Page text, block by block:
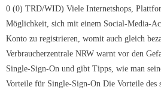
0 (0) TRD/WID) Viele Internetshops,
Möglichkeit, sich mit einem Social-Media-
Konto zu registrieren, womit auch gleich
Verbraucherzentrale NRW warnt vor den
Single-Sign-On und gibt Tipps, wie man
Vorteile für Single-Sign-On Die Vorteile des